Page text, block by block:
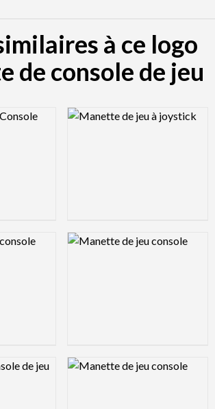
à ce logo
de console de jeu
Logo Preview Image
Logo Preview Image
Logo Preview Image